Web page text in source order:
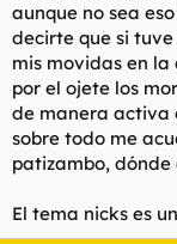
aunque no sea
decirte que si
mis movidas en
por el ojete los
de manera activa
sobre todo me
patizambo,
El tema nicks es